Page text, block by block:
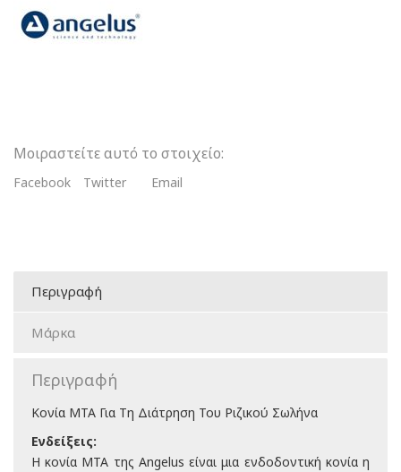
Διάτρηση
Του
Μοιραστείτε αυτό το στοιχείο:
Facebook Twitter Email
Περιγραφή
Μάρκα
Περιγραφή
Κονία MTA Για Τη Διάτρηση Του Ριζικού Σωλήνα
Ενδείξεις:
Η κονία MTA της Angelus είναι μια ενδοδοντική κονία η